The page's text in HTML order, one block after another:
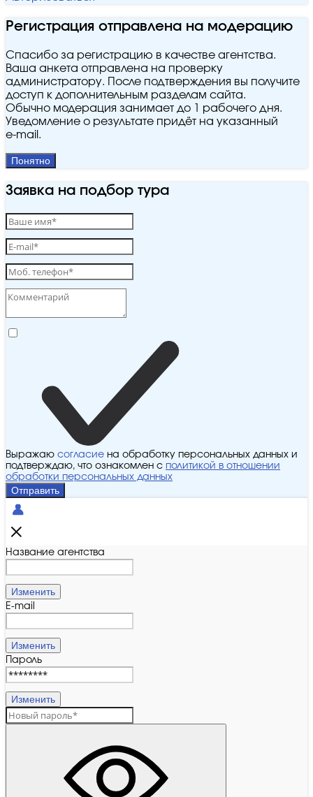
Регистрация отправлена на модерацию
Спасибо за регистрацию в качестве агентства.
Ваша анкета отправлена на проверку
администратору. После подтверждения вы получите
доступ к дополнительным разделам сайта.
Обычно модерация занимает до 1 рабочего дня.
Уведомление о результате придёт на указанный
e‑mail.
Понятно
Заявка на подбор тура
Выражаю согласие на обработку персональных данных и
подтверждаю, что ознакомлен с политикой в отношении
обработки персональных данных
Отправить
Название агентства
Изменить
E-mail
Изменить
Пароль
Изменить